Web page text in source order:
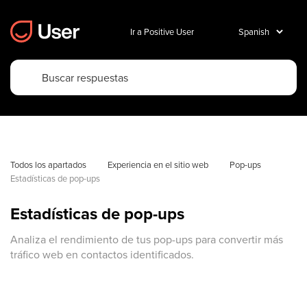
Ir a Positive User
Todos los apartados Experiencia en el sitio web
Pop-ups
Estadísticas de pop-ups
Estadísticas de pop-ups
Analiza el rendimiento de tus pop-ups para convertir más
tráfico web en contactos identificados.